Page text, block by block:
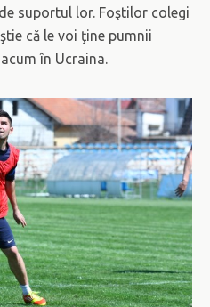
suportul lor. Foştilor colegi
că le voi ţine pumnii
în Ucraina.